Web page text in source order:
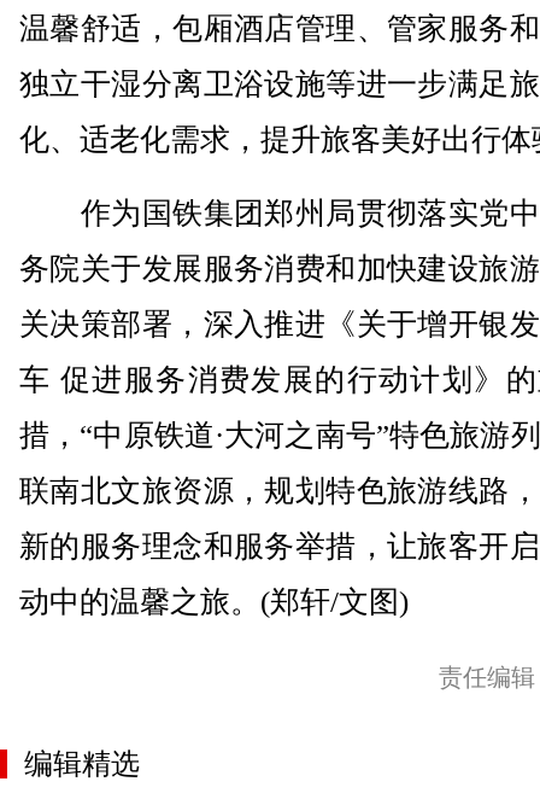
温馨舒适，包厢酒店管理、管家服务
独立干湿分离卫浴设施等进一步满足
化、适老化需求，提升旅客美好出行体
作为国铁集团郑州局贯彻落实党
务院关于发展服务消费和加快建设旅
关决策部署，深入推进《关于增开银
车 促进服务消费发展的行动计划》
措，“中原铁道·大河之南号”特色旅游
联南北文旅资源，规划特色旅游线路
新的服务理念和服务举措，让旅客开
动中的温馨之旅。(郑轩/文图)
责任编
编辑精选